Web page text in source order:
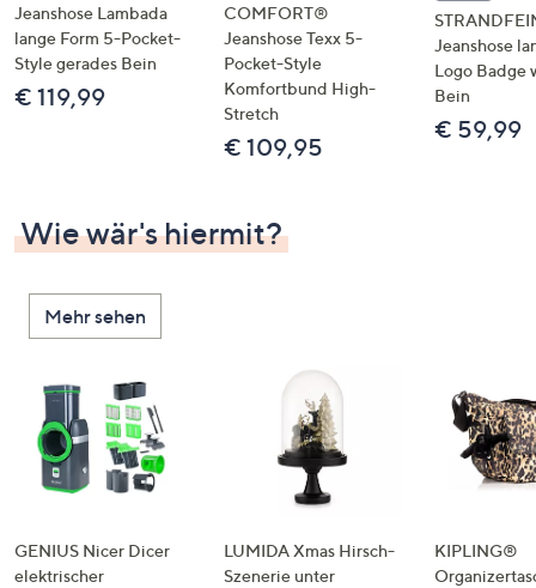
Jeanshose Lambada
lange Form 5-Pocket-
Style gerades Bein
€ 119,99
COMFORT®
Jeanshose Texx 5-
Pocket-Style
Komfortbund High-
Stretch
€ 109,95
Jeanshose
Logo Badge
Bein
€ 59,99
Wie wär's hiermit?
Mehr sehen
GENIUS Nicer Dicer
elektrischer
LUMIDA Xmas Hirsch-
Szenerie unter
KIPLING®